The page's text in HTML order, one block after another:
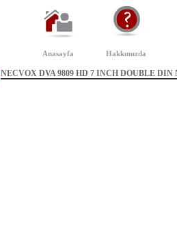
Anasayfa Hakkımızda
NECVOX DVA 9809 HD 7 INCH DOUBLE